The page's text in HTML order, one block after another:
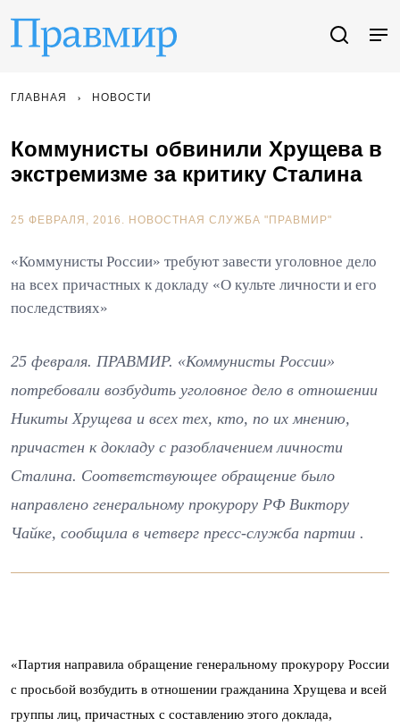
ГЛАВНАЯ НОВОСТИ
Коммунисты обвинили Хрущева в
экстремизме за критику Сталина
25 ФЕВРАЛЯ, 2016. НОВОСТНАЯ СЛУЖБА "ПРАВМИР"
«Коммунисты России» требуют завести уголовное дело
на всех причастных к докладу «О культе личности и его
последствиях»
25 февраля. ПРАВМИР. «Коммунисты России»
потребовали возбудить уголовное дело в отношении
Никиты Хрущева и всех тех, кто, по их мнению,
причастен к докладу с разоблачением личности
Сталина. Соответствующее обращение было
направлено генеральному прокурору РФ Виктору
Чайке, сообщила в четверг пресс-служба партии .
«Партия направила обращение генеральному прокурору России
с просьбой возбудить в отношении гражданина Хрущева и всей
группы лиц, причастных с составлению этого доклада,